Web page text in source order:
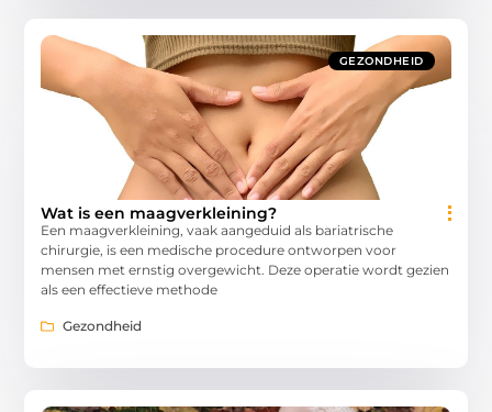
GEZONDHEID
Wat is een maagverkleining?
Een maagverkleining, vaak aangeduid als bariatrische
chirurgie, is een medische procedure ontworpen voor
mensen met ernstig overgewicht. Deze operatie wordt gezien
als een effectieve methode
Gezondheid